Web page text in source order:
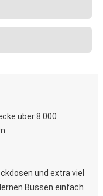
über 8.000
und extra viel
Bussen einfach